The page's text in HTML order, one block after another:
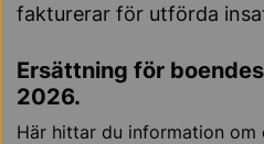
fakturerar för utförda
Ersättning för
2026.
Här hittar du information om